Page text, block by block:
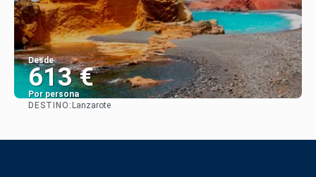
Desde
613 €
Por persona
DESTINO: Lanzarote